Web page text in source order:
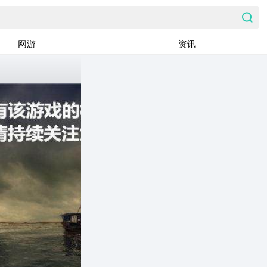
网游 资讯